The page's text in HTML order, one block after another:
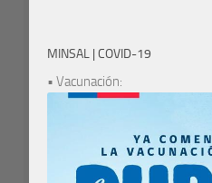
MINSAL | COVID-19
• Vacunación: